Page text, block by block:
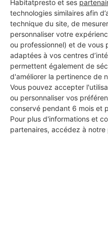
Habitatpresto et ses
technologies similaires afin
technique du site, de
personnaliser votre
ou professionnel) et de vous
adaptées à vos centres
permettent également de
d'améliorer la pertinence de
Vous pouvez accepter
ou personnaliser vos
conservé pendant 6 mois et
Pour plus d'informations et
partenaires, accédez à notre
Les 1
d'alarmes
DOCTEUR
Pointe-à-